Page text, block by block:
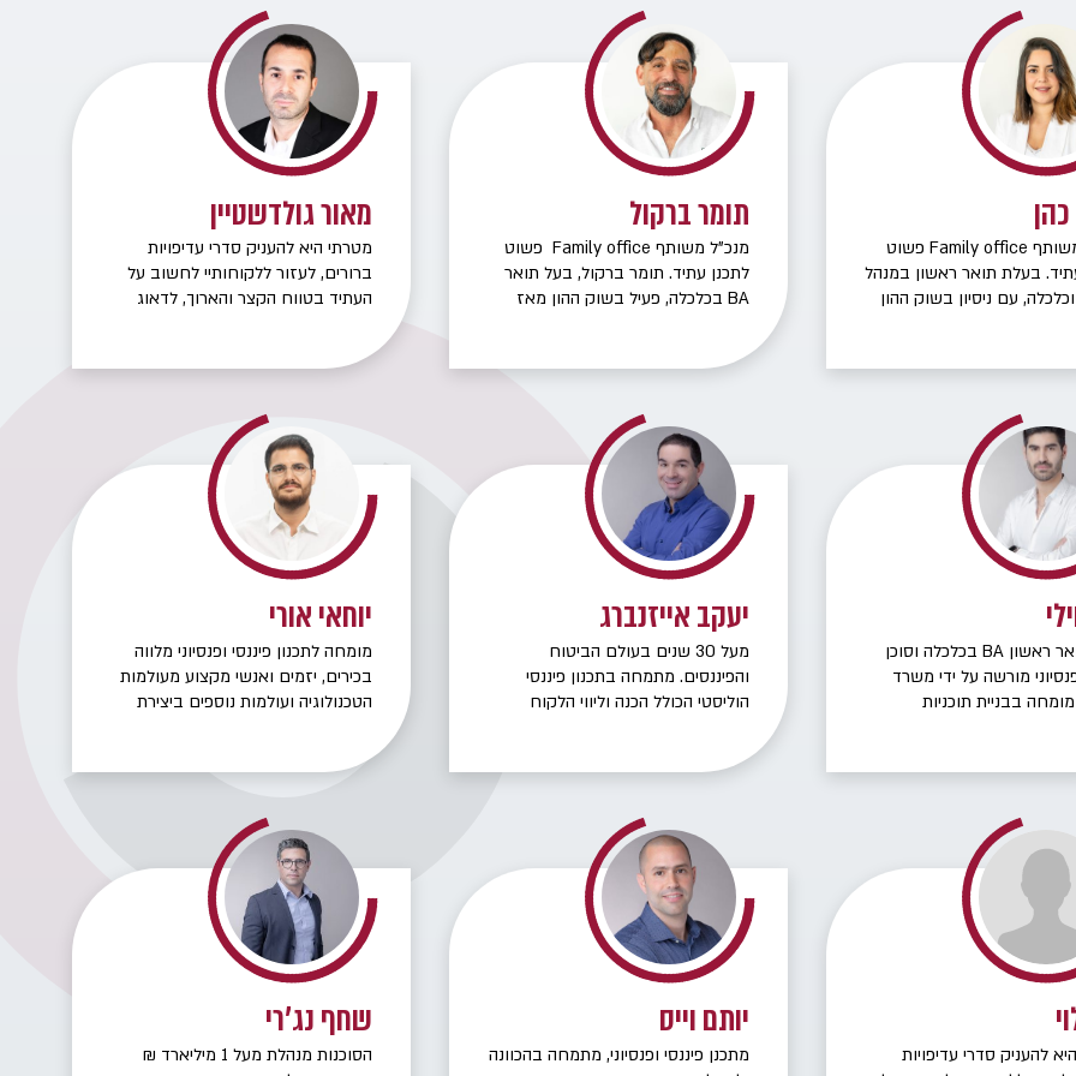
תוך ליווי אישי בתהליכי
סיום העסקה ומעבר בין שלבי
בעל ראייה אובייקטיבית וללא
מוסדי.
מנכ"ל משותף Family office פשוט
בעלת תואר ראשון במנהל
עם ניסיון בשוק ההון
דורית, תוך ליווי משפחות
נכון ושימור נכסים לדור הבא.
תומר ברקול
מנכ"ל משותף Family office פשוט
לתכנן עתיד. תומר ברקול, בעל תואר
BA בכלכלה, פעיל בשוק ההון מאז
אלטשולר שחם, ומתמחה בניהול
השקעות, שוק ההון והשקעות
מאור גולדשטיין
מטרתי היא להעניק סדרי עדיפויות
ברורים, לעזור ללקוחותיי לחשוב על
העתיד בטווח הקצר והארוך, לדאוג
ובאירועים חריגים בלתי צפויים.
בוגר תואר ראשון BA בכלכלה וסוכן
מורשה על ידי משרד
בבניית תוכניות
אישית לשכירים, בעלי
בליווי שוטף
ולאחריה.
יעקב אייזנברג
מעל 30 שנים בעולם הביטוח
והפיננסים. מתמחה בתכנון פיננסי
הוליסטי הכולל הכנה וליווי הלקוח
עצמאים ובעלי שכר גבוה. משרדינו
נותן מענה בכל תחומי הביטוח
יוחאי אורי
מומחה לתכנון פיננסי ופנסיוני מלווה
בכירים, יזמים ואנשי מקצוע מעולמות
הטכנולוגיה ועולמות נוספים ביצירת
מדויק, ידע רגולטורי וניהול הון אישי –
כדי למקסם את ההווה ולהבטיח את
להעניק סדרי עדיפויות
יותם וייס
מתכנן פיננסי ופנסיוני, מתמחה בהכוונה
שחף נג'רי
הסוכנות מנהלת מעל 1 מיליארד ₪